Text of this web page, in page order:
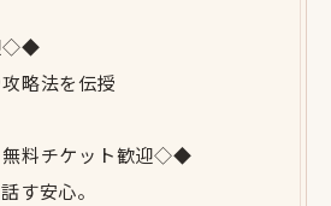
◇◆
略法を伝授
料チケット歓迎◇◆
す安心。